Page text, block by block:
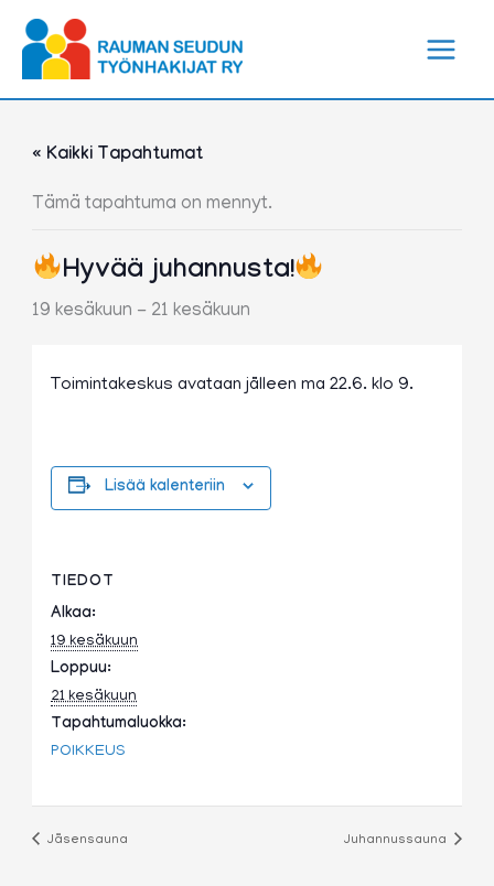
sisältöön
« Kaikki Tapahtumat
Tämä tapahtuma on mennyt.
Hyvää juhannusta!
19 kesäkuun - 21 kesäkuun
Toimintakeskus avataan jälleen ma 22.6. klo 9.
Lisää kalenteriin
TIEDOT
Alkaa:
19 kesäkuun
Loppuu:
21 kesäkuun
Tapahtumaluokka:
POIKKEUS
Jäsensauna Juhannussauna